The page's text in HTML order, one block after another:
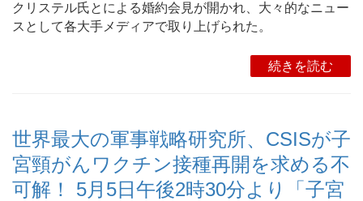
クリステル氏とによる婚約会見が開かれ、大々的なニュー
スとして各大手メディアで取り上げられた。
続きを読む
世界最大の軍事戦略研究所、CSISが子
宮頸がんワクチン接種再開を求める不
可解！ 5月5日午後2時30分より「子宮